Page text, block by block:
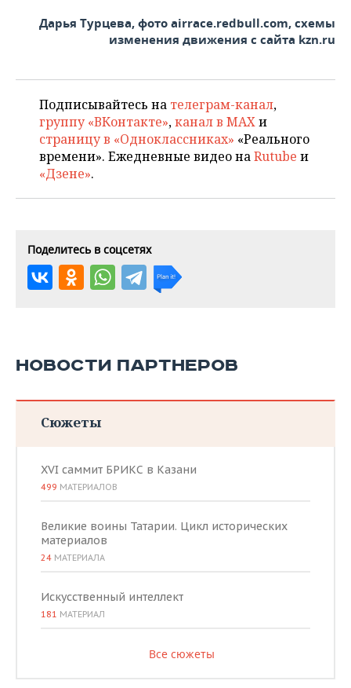
Дарья Турцева, фото airrace.redbull.com, схемы
изменения движения с сайта kzn.ru
Подписывайтесь на телеграм-канал,
группу «ВКонтакте»,канал в MAXи
страницу в «Одноклассниках» «Реального
времени». Ежедневные видео наRutube и
«Дзене».
Поделитесь в соцсетях
НОВОСТИ ПАРТНЕРОВ
Сюжеты
XVI саммит БРИКС в Казани
499 МАТЕРИАЛОВ
Великие воины Татарии. Цикл исторических
материалов
24 МАТЕРИАЛА
Искусственный интеллект
181 МАТЕРИАЛ
Все сюжеты